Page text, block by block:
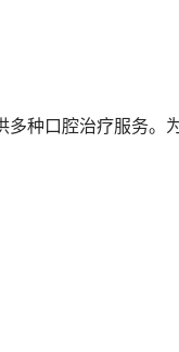
多种口腔治疗服务。